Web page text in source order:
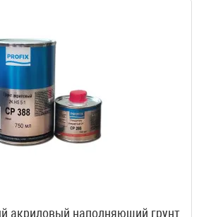
акриловый наполняющий грунт